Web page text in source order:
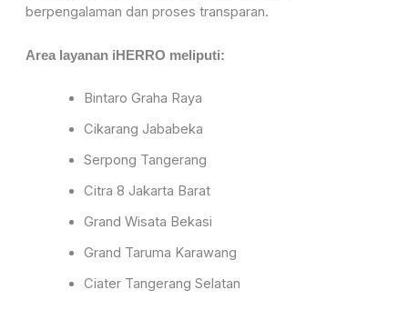
berpengalaman dan proses transparan.
Area layanan iHERRO meliputi:
Bintaro Graha Raya
Cikarang Jababeka
Serpong Tangerang
Citra 8 Jakarta Barat
Grand Wisata Bekasi
Grand Taruma Karawang
Ciater Tangerang Selatan